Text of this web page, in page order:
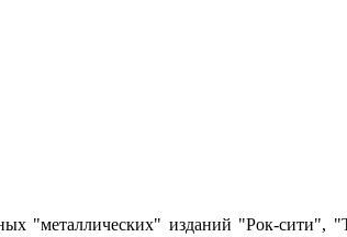
"металлических" изданий "Рок-